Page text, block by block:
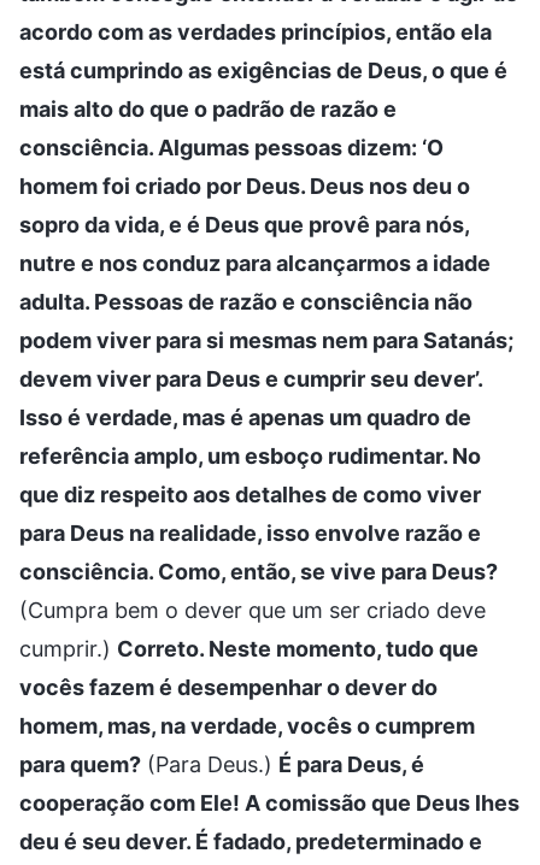
acordo com as verdades princípios, então ela
está cumprindo as exigências de Deus, o que é
mais alto do que o padrão de razão e
consciência. Algumas pessoas dizem: ‘O
homem foi criado por Deus. Deus nos deu o
sopro da vida, e é Deus que provê para nós,
nutre e nos conduz para alcançarmos a idade
adulta. Pessoas de razão e consciência não
podem viver para si mesmas nem para Satanás;
devem viver para Deus e cumprir seu dever’.
Isso é verdade, mas é apenas um quadro de
referência amplo, um esboço rudimentar. No
que diz respeito aos detalhes de como viver
para Deus na realidade, isso envolve razão e
consciência. Como, então, se vive para Deus?
(Cumpra bem o dever que um ser criado deve
cumprir.) Correto. Neste momento, tudo que
vocês fazem é desempenhar o dever do
homem, mas, na verdade, vocês o cumprem
para quem? (Para Deus.) É para Deus, é
cooperação com Ele! A comissão que Deus lhes
deu é seu dever. É fadado, predeterminado e